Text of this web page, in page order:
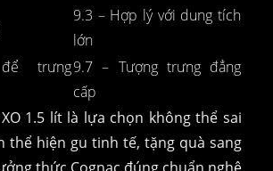
9.3 – Hợp lý với dung tích
lớn
trưng9.7 – Tượng trưng đẳng
cấp
XO 1.5 lít là lựa chọn không thể sai
thể hiện gu tinh tế, tặng quà sang